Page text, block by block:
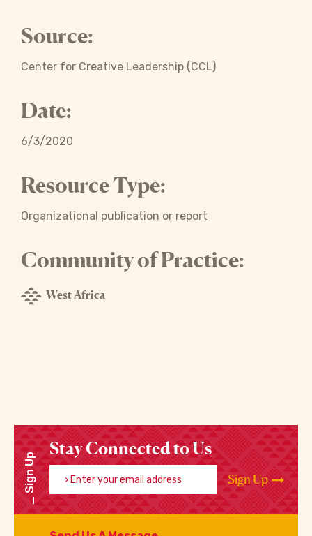
Source:
Center for Creative Leadership (CCL)
Date:
6/3/2020
Resource Type:
Organizational publication or report
Community of Practice:
West Africa
Sign Up
Stay Connected to Us
Enter your email address
Sign Up